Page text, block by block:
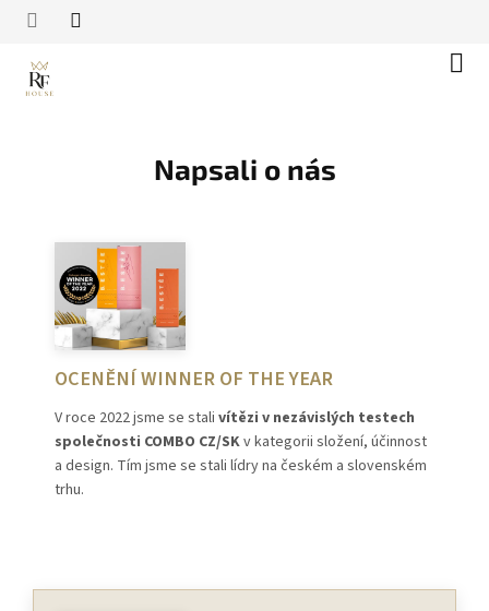
Přejít
Napsali o nás
OCENĚNÍ WINNER OF THE YEAR
V roce 2022 jsme se stali vítězi v nezávislých testech
společnosti COMBO CZ/SKv kategorii složení, účinnost
a design. Tím jsme se stali lídry na českém a slovenském
trhu.